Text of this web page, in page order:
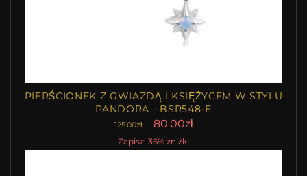
PIERŚCIONEK Z GWIAZDĄ I KSIĘŻYCEM W STYLU
PANDORA - BSR548-E
125.00zł 80.00zł
Zapisz: 36% zniżki